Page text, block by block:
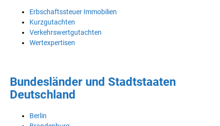
Erbschaftssteuer Immobilien
Kurzgutachten
Verkehrswertgutachten
Wertexpertisen
Bundesländer und Stadtstaaten
Deutschland
Berlin